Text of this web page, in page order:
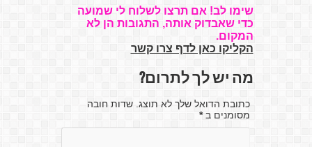
שימו לב! אם תרצו לשלוח לי שמועה
כדי שאבדוק אותה, התגובות הן לא
המקום.
הקליקו כאן לדף צרו קשר
מה יש לך לתרום?
כתובת הדואל שלך לא תוצג. שדות חובה
מסומנים ב*